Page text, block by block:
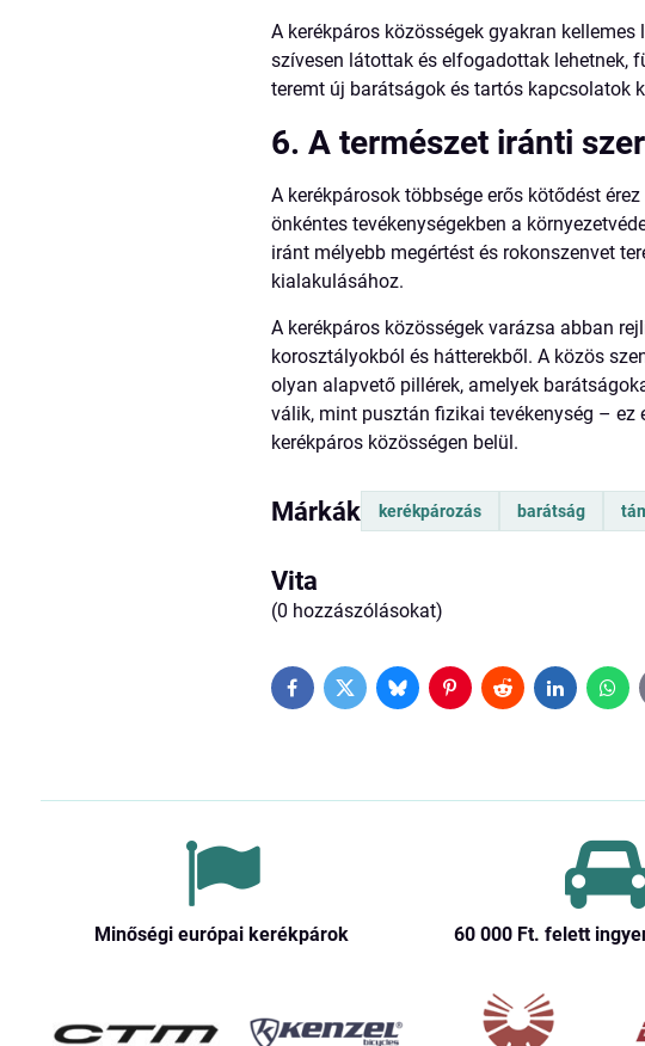
A kerékpáros közösségek gyakran
szívesen látottak és elfogadottak lehetnek,
teremt új barátságok és tartós kapcsolatok
6. A természet iránti
A kerékpárosok többsége erős kötődést
önkéntes tevékenységekben a
iránt mélyebb megértést és rokonszenvet
kialakulásához.
A kerékpáros közösségek varázsa abban
korosztályokból és hátterekből. A közös
olyan alapvető pillérek, amelyek
válik, mint pusztán fizikai tevékenység –
kerékpáros közösségen belül.
Márkák kerékpározás barátság
Vita
(0 hozzászólásokat)
FacebookTwitterBlueskyPinterestRedditLinkedIn
Minőségi európai kerékpárok 60 000 Ft​. felett